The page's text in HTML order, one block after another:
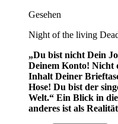
Gesehen
Night of the living
„Du bist nicht Dein
Deinem Konto! Nicht
Inhalt Deiner
Hose! Du bist der
Welt.“ Ein Blick in
anderes ist als